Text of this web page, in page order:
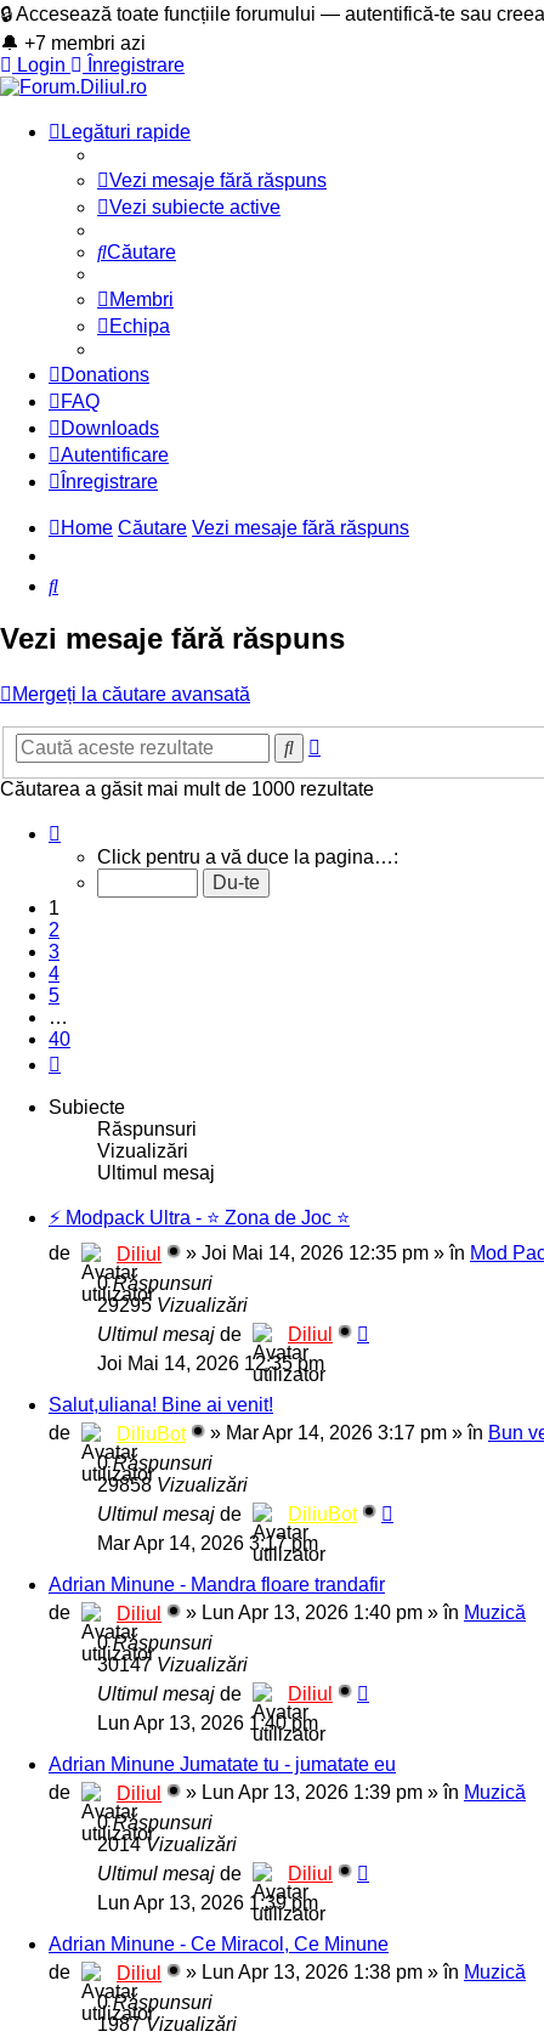
🔒 Accesează toate funcțiile forumului — autentifică-te sau
🔔 +7 membri azi
Login
Înregistrare
Legături rapide
Vezi mesaje fără răspuns
Vezi subiecte active
Căutare
Membri
Echipa
Donations
FAQ
Downloads
Autentificare
Înregistrare
Home Căutare Vezi mesaje fără răspuns
Căutare
Vezi mesaje fără răspuns
Mergeți la căutare avansată
Căutare
Căutarea a găsit mai mult de 1000 rezultate
40
Click pentru a vă duce la pagina…:
1
2
3
4
5
…
40
Subiecte
Răspunsuri
Vizualizări
Ultimul mesaj
⚡️ Modpack Ultra - ⭐️ Zona de Joc ⭐️
de
Diliul » Joi Mai 14, 2026 12:35 pm » în Mod
0Răspunsuri
29295 Vizualizări
Ultimul mesaj de
Diliul
Joi Mai 14, 2026 12:35 pm
Salut,uliana! Bine ai venit!
de
DiliuBot » Mar Apr 14, 2026 3:17 pm » în Bun
0Răspunsuri
29858 Vizualizări
Ultimul mesaj de
DiliuBot
Mar Apr 14, 2026 3:17 pm
Adrian Minune - Mandra floare trandafir
de
Diliul » Lun Apr 13, 2026 1:40 pm » în Muzică
0Răspunsuri
30147 Vizualizări
Ultimul mesaj de
Diliul
Lun Apr 13, 2026 1:40 pm
Adrian Minune Jumatate tu - jumatate eu
de
Diliul » Lun Apr 13, 2026 1:39 pm » în Muzică
0Răspunsuri
2014Vizualizări
Ultimul mesaj de
Diliul
Lun Apr 13, 2026 1:39 pm
Adrian Minune - Ce Miracol, Ce Minune
de
Diliul » Lun Apr 13, 2026 1:38 pm » în Muzică
0Răspunsuri
1987Vizualizări